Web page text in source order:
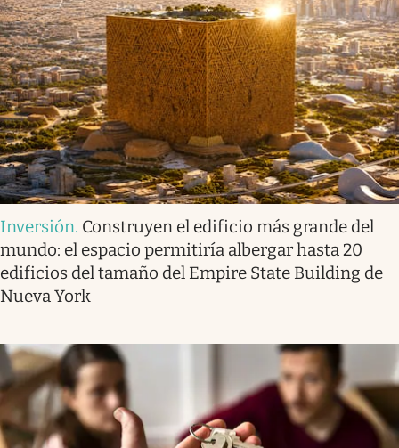
Inversión. Construyen el edificio más grande del
mundo: el espacio permitiría albergar hasta 20
edificios del tamaño del Empire State Building de
Nueva York